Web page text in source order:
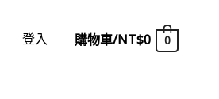
登入 購物車/NT$0 0